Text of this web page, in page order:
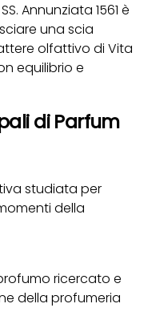
Annunziata 1561 è
una scia
olfattivo di Vita
equilibrio e
di Parfum
studiata per
della
ricercato e
della profumeria